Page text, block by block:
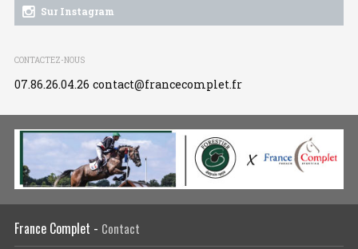
Sur Instagram
CONTACTEZ-NOUS
07.86.26.04.26 contact@francecomplet.fr
France Complet - Contact